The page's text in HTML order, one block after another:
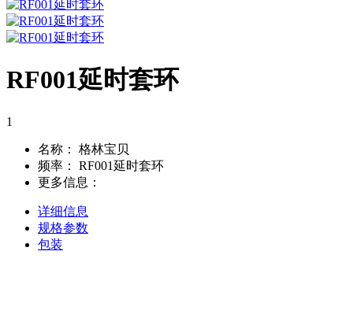
RF001延时套环
1
名称：
格林宝贝
频率：
RF001延时套环
更多信息：
详细信息
规格参数
包装